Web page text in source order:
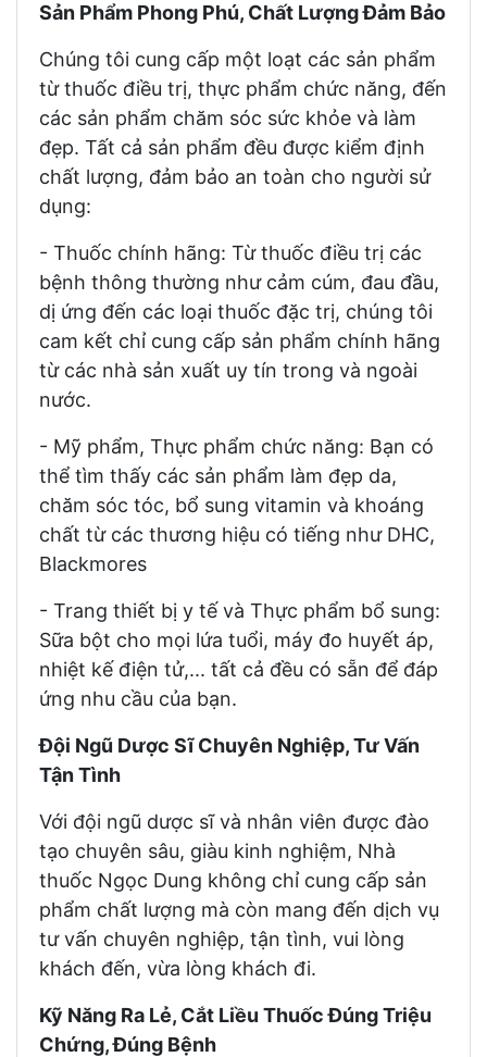
Sản Phẩm Phong Phú, Chất Lượng Đảm Bảo
Chúng tôi cung cấp một loạt các sản phẩm
từ thuốc điều trị, thực phẩm chức năng, đến
các sản phẩm chăm sóc sức khỏe và làm
đẹp. Tất cả sản phẩm đều được kiểm định
chất lượng, đảm bảo an toàn cho người sử
dụng:
- Thuốc chính hãng: Từ thuốc điều trị các
bệnh thông thường như cảm cúm, đau đầu,
dị ứng đến các loại thuốc đặc trị, chúng tôi
cam kết chỉ cung cấp sản phẩm chính hãng
từ các nhà sản xuất uy tín trong và ngoài
nước.
- Mỹ phẩm, Thực phẩm chức năng: Bạn có
thể tìm thấy các sản phẩm làm đẹp da,
chăm sóc tóc, bổ sung vitamin và khoáng
chất từ các thương hiệu có tiếng như DHC,
Blackmores
- Trang thiết bị y tế và Thực phẩm bổ sung:
Sữa bột cho mọi lứa tuổi, máy đo huyết áp,
nhiệt kế điện tử,... tất cả đều có sẵn để đáp
ứng nhu cầu của bạn.
Đội Ngũ Dược Sĩ Chuyên Nghiệp, Tư Vấn
Tận Tình
Với đội ngũ dược sĩ và nhân viên được đào
tạo chuyên sâu, giàu kinh nghiệm, Nhà
thuốc Ngọc Dung không chỉ cung cấp sản
phẩm chất lượng mà còn mang đến dịch vụ
tư vấn chuyên nghiệp, tận tình, vui lòng
khách đến, vừa lòng khách đi.
Kỹ Năng Ra Lẻ, Cắt Liều Thuốc Đúng Triệu
Chứng, Đúng Bệnh